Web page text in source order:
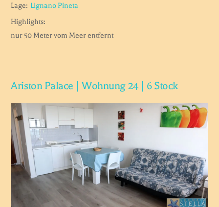
Lage: Lignano Pineta
Highlights:
nur 50 Meter vom Meer entfernt
Ariston Palace | Wohnung 24 | 6 Stock